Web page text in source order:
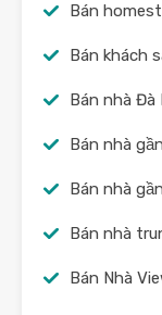
Bán
Bán khách
Bán nhà
Bán nhà
Bán nhà
Bán nhà
Bán Nhà